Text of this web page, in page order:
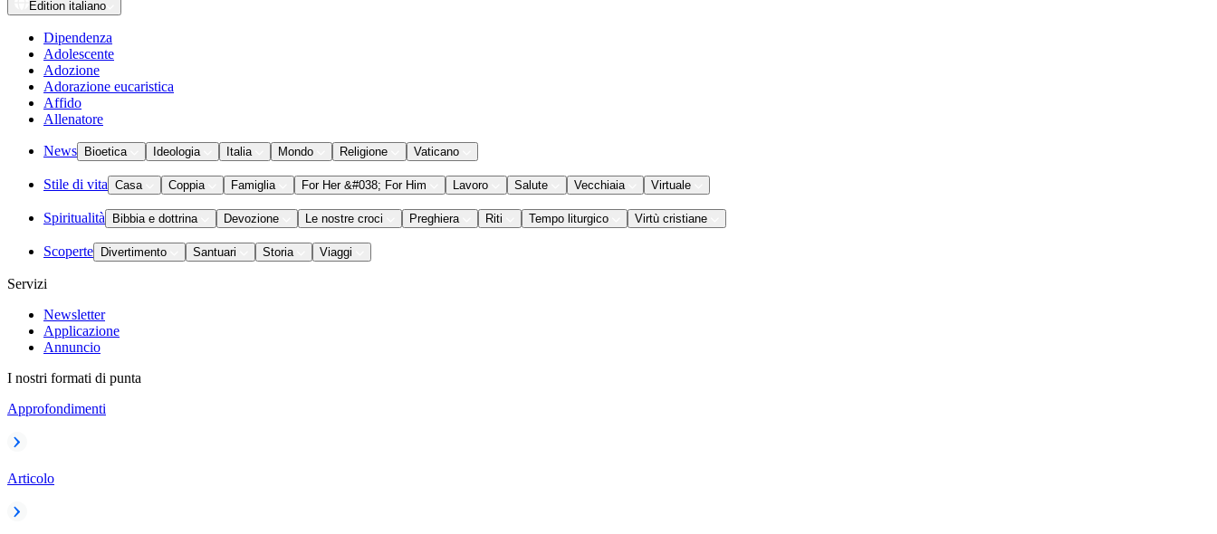
Edition italiano
Dipendenza
Adolescente
Adozione
Adorazione eucaristica
Affido
Allenatore
News Bioetica Ideologia Italia Mondo Religione Vaticano
Stile di vita Casa Coppia Famiglia For Her &#038; For Him Lavoro Salute Vecchiaia Virtuale
Spiritualità Bibbia e dottrina Devozione Le nostre croci Preghiera Riti Tempo liturgico Virtù cristiane
Scoperte Divertimento Santuari Storia Viaggi
Servizi
Newsletter
Applicazione
Annuncio
I nostri formati di punta
Approfondimenti
Articolo